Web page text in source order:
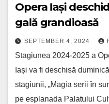
Opera Iași
gală grandioasă
SEPTEMBER 4, 2024
Stagiunea 2024-2025 a
Iași va fi deschisă
stagiunii, „Magia serii în
pe esplanada Palatului